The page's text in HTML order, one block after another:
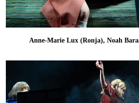
Anne-Marie Lux (Ronja), Noah